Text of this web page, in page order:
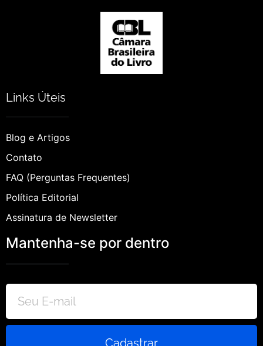
Links Úteis
Blog e Artigos
Contato
FAQ (Perguntas Frequentes)
Política Editorial
Assinatura de Newsletter
Mantenha-se por dentro
Cadastrar